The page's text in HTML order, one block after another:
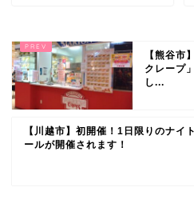
【熊谷市
クレープ
し...
【川越市】初開催！1日限りのナイ
ールが開催されます！